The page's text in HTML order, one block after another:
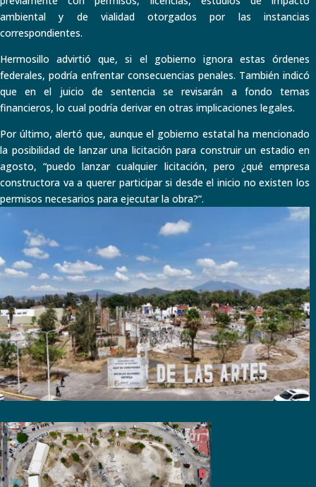
ambiental y de vialidad otorgados por las instancias
correspondientes.
Hermosillo advirtió que, si el gobierno ignora estas órdenes
federales, podría enfrentar consecuencias penales. También indicó
que en el juicio de sentencia se revisarán a fondo temas
financieros, lo cual podría derivar en otras implicaciones legales.
Por último, alertó que, aunque el gobierno estatal ha mencionado
la posibilidad de lanzar una licitación para construir un estadio en
agosto, “puedo lanzar cualquier licitación, pero ¿qué empresa
constructora va a querer participar si desde el inicio no existen los
permisos necesarios para ejecutar la obra?”.